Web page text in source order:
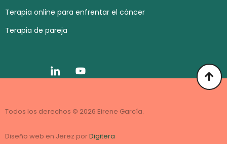
Terapia online para enfrentar el cáncer
Terapia de pareja
Todos los derechos © 2026 Eirene García.
Diseño web en Jerez porDigitera